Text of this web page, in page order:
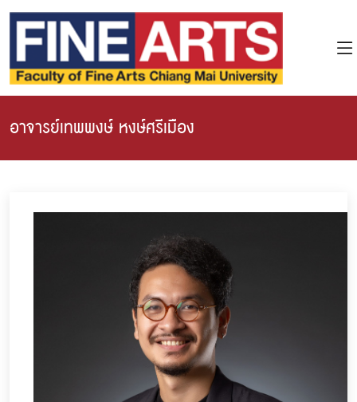
อาจารย์เทพพงษ์ หงษ์ศรีเมือง